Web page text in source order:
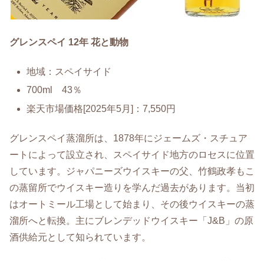
グレンスペイ 12年 花と動物
地域：スペイサイド
700ml 43％
楽天市場価格[2025年5月]：7,550円
グレンスペイ蒸溜所は、1878年にジェームズ・スチュア
ートによって設立され、スペイサイド地方のロセスに位置
しています。ジャパニーズウイスキーの父、竹鶴政孝もこ
の蒸留所でウイスキー造りを学んだ過去があります。当初
はオートミール工場として始まり、その後ウイスキーの蒸
溜所へと転換。主にブレンデッドウイスキー「J&B」の原
酒供給元として知られています。